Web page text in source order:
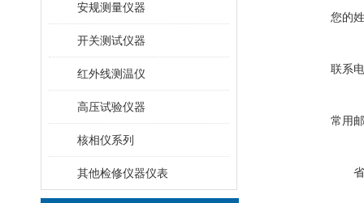
安规测量仪器
开关测试仪器
红外线测温仪
高压试验仪器
核相仪系列
其他检修仪器仪表
您的
联系
常用